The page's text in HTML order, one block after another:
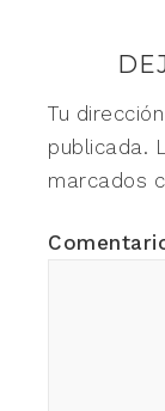
Tu
publicada.
marcados